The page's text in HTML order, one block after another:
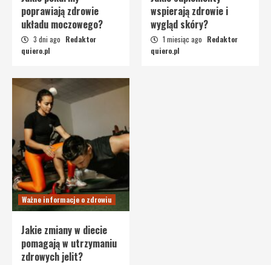
poprawiają zdrowie
układu moczowego?
3 dni ago Redaktor
quiero.pl
wspierają zdrowie i
wygląd skóry?
1 miesiąc ago Redaktor
quiero.pl
Ważne informacje o zdrowiu
Jakie zmiany w diecie
pomagają w utrzymaniu
zdrowych jelit?